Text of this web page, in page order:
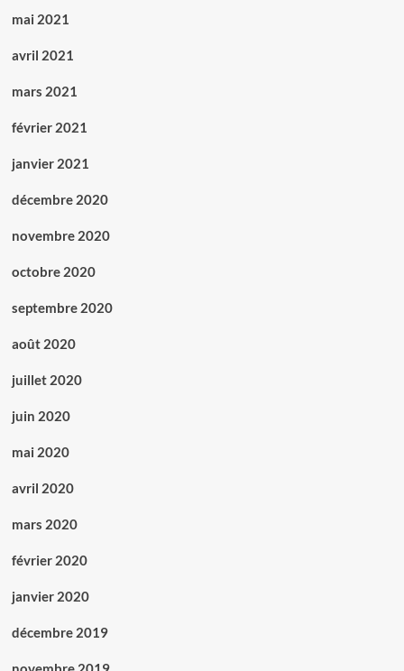
mai 2021
avril 2021
mars 2021
février 2021
janvier 2021
décembre 2020
novembre 2020
octobre 2020
septembre 2020
août 2020
juillet 2020
juin 2020
mai 2020
avril 2020
mars 2020
février 2020
janvier 2020
décembre 2019